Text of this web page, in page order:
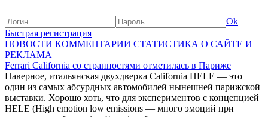
Ok
Быстрая регистрация
НОВОСТИ КОММЕНТАРИИ СТАТИСТИКА О САЙТЕ И
РЕКЛАМА
Ferrari California со странностями отметилась в Париже
Наверное, итальянская двухдверка California HELE — это
один из самых абсурдных автомобилей нынешней парижской
выставки. Хорошо хоть, что для экспериментов с концепцией
HELE (High emotion low emissions — много эмоций при